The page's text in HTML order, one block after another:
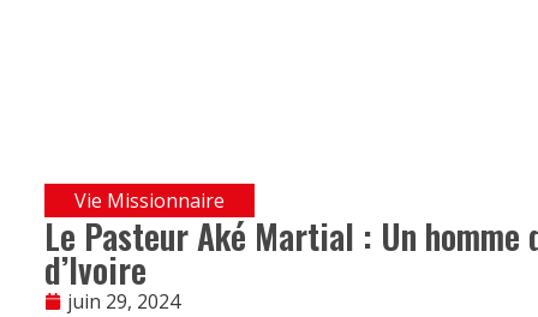
Vie Missionnaire
Le Pasteur Aké Martial : Un homme
d’Ivoire
juin 29, 2024